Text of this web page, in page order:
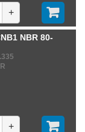
+
NBR 80-
+